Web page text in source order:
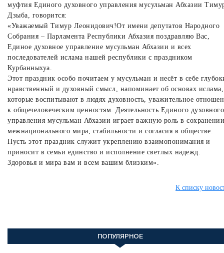
ПОПУЛЯРНОЕ
муфтия Единого духовного управления мусульман Абхазии
Дзыба, говорится:
«Уважаемый Тимур Леонидович!От имени депутатов Народного
Собрания – Парламента Республики Абхазия поздравляю Вас,
Единое духовное управление мусульман Абхазии и всех
последователей ислама нашей республики с праздником
Курбанныхуа.
Этот праздник особо почитаем у мусульман и несёт в себе
нравственный и духовный смысл, напоминает об основах ислама,
которые воспитывают в людях духовность, уважительное
к общечеловеческим ценностям. Деятельность Единого духовного
управления мусульман Абхазии играет важную роль в сохранении
межнационального мира, стабильности и согласия в обществе.
Пусть этот праздник служит укреплению взаимопонимания и
приносит в семьи единство и исполнение светлых надежд.
Здоровья и мира вам и всем вашим близким».
К списку